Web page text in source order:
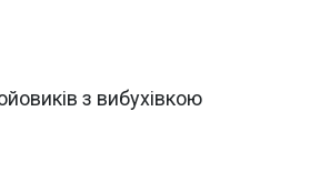
з вибухівкою